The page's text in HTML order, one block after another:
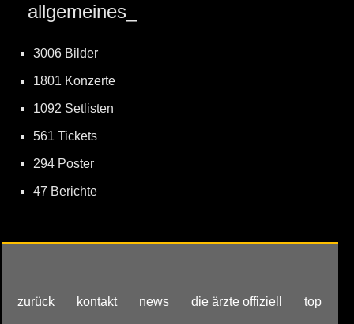
allgemeines_
3006 Bilder
1801 Konzerte
1092 Setlisten
561 Tickets
294 Poster
47 Berichte
zurück kontakt news die ärzte offiziell top